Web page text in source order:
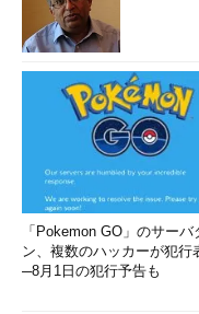
「Pokemon GO」のサーバ
ン、複数のハッカーが犯行
─8月1日の犯行予告も